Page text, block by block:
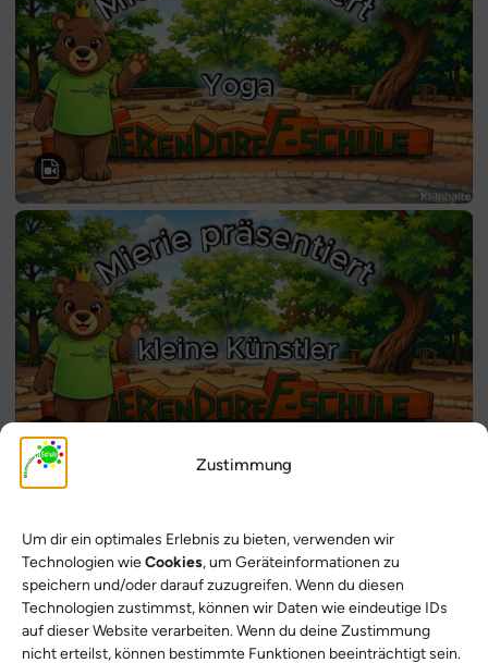
Zustimmung
Um dir ein optimales Erlebnis zu bieten, verwenden wir
Technologien wieCookies, um Geräteinformationen zu
speichern und/oder darauf zuzugreifen. Wenn du diesen
Technologien zustimmst, können wir Daten wie eindeutige IDs
auf dieser Website verarbeiten. Wenn du deine Zustimmung
nicht erteilst, können bestimmte Funktionen beeinträchtigt sein.